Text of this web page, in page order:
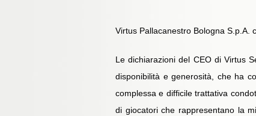
Virtus Pallacanestro Bologna S.p.A.
Le dichiarazioni del CEO di Virtus
disponibilità e generosità, che ha
complessa e difficile trattativa
di giocatori che rappresentano la